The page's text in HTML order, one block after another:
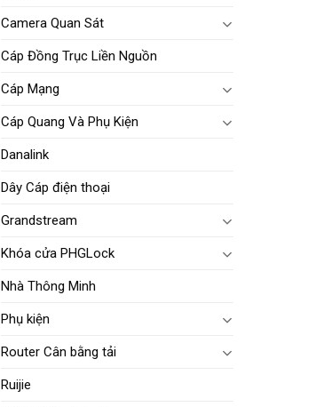
Camera Quan Sát
Cáp Đồng Trục Liền Nguồn
Cáp Mạng
Cáp Quang Và Phụ Kiện
Danalink
Dây Cáp điện thoại
Grandstream
Khóa cửa PHGLock
Nhà Thông Minh
Phụ kiện
Router Cân bằng tải
Ruijie